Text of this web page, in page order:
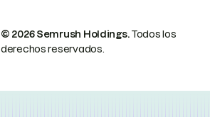
© 2026 Semrush Holdings.Todos los
derechos reservados.